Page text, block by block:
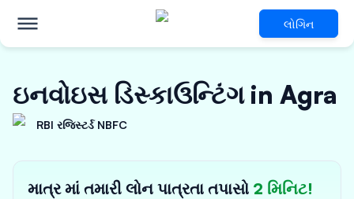
લોગિન
ઇનવોઇસ ડિસ્કાઉન્ટિંગ in Agra
RBI રજિસ્ટર્ડ NBFC
માત્ર માં તમારી લોન પાત્રતા તપાસો 2 મિનિટ!